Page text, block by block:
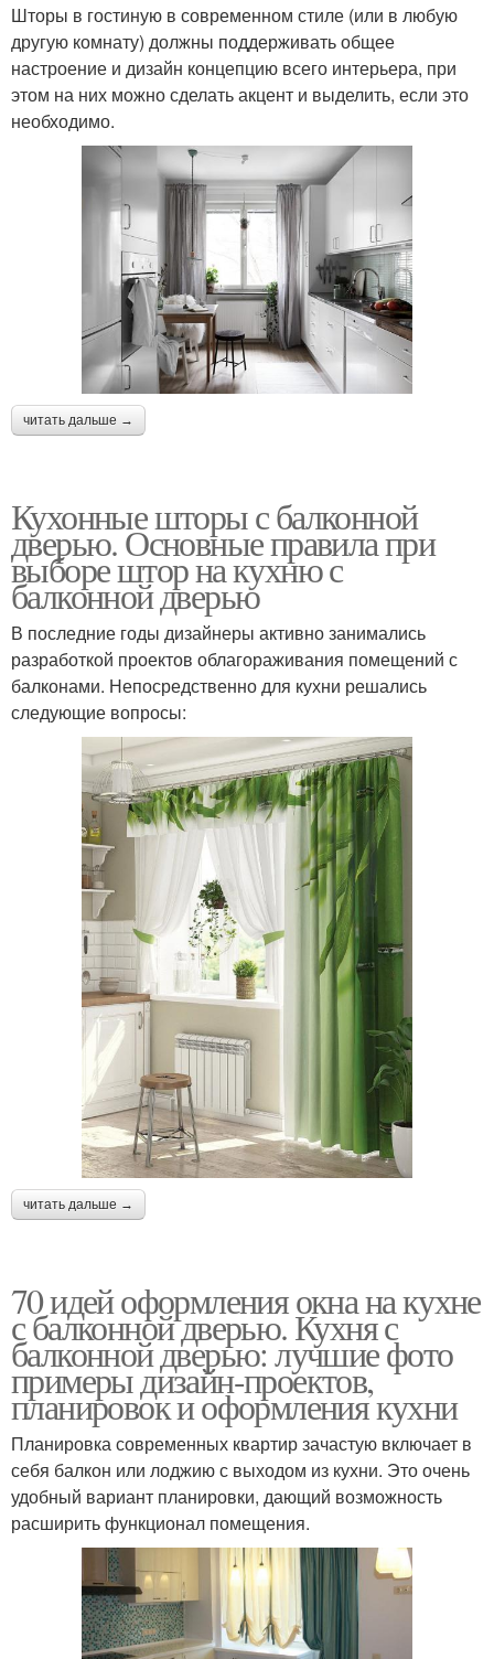
Шторы в гостиную в современном стиле (или в любую
другую комнату) должны поддерживать общее
настроение и дизайн концепцию всего интерьера, при
этом на них можно сделать акцент и выделить, если это
необходимо.
читать дальше →
Кухонные шторы с балконной
дверью. Основные правила при
выборе штор на кухню с
балконной дверью
В последние годы дизайнеры активно занимались
разработкой проектов облагораживания помещений с
балконами. Непосредственно для кухни решались
следующие вопросы:
читать дальше →
70 идей оформления окна на кухне
с балконной дверью. Кухня с
балконной дверью: лучшие фото
примеры дизайн-проектов,
планировок и оформления кухни
Планировка современных квартир зачастую включает в
себя балкон или лоджию с выходом из кухни. Это очень
удобный вариант планировки, дающий возможность
расширить функционал помещения.